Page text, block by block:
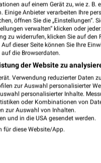
für Schorndorf
& Öffnungszeiten für
auf einem Gerät zu, wie z. B.
Einige Anbieter verarbeiten Ihre
öffnen Sie die „Einstellungen“.
verwalten“ klicken oder
zu widerrufen, klicken Sie auf
dieser Seite können Sie Ihre
die Browserdaten.
der Website zu
Verwendung reduzierter Daten
zur Auswahl personalisierter
personalisierter Inhalte.
oder Kombinationen von
zur Auswahl von Inhalten.
und in die USA gesendet werden.
für diese Website/App.